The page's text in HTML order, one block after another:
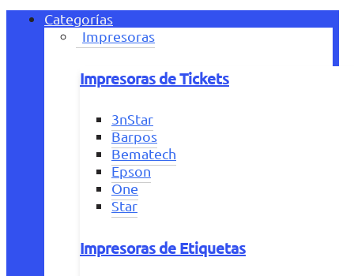
Categorías
Impresoras
Impresoras de Tickets
3nStar
Barpos
Bematech
Epson
One
Star
Impresoras de Etiquetas